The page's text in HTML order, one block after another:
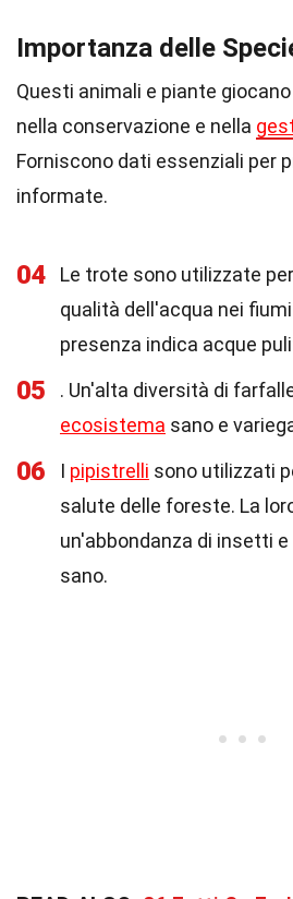
Importanza delle
Questi animali e piante
nella conservazione e nella
Forniscono dati essenziali per
informate.
04
Le trote sono utilizzate
qualità dell'acqua nei
presenza indica acque
05
. Un'alta diversità di
ecosistema sano e
06 I pipistrelli sono utilizzati
salute delle foreste. La
un'abbondanza di insetti
sano.